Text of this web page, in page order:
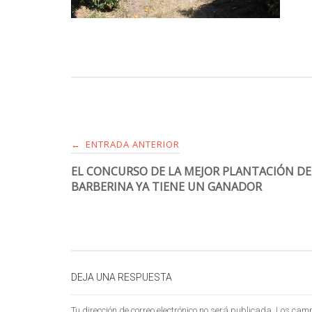
← ENTRADA ANTERIOR
EL CONCURSO DE LA MEJOR PLANTACIÓN DE
BARBERINA YA TIENE UN GANADOR
DEJA UNA RESPUESTA